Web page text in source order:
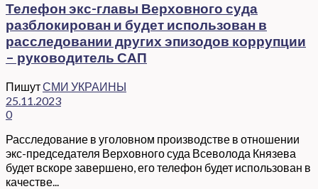
Телефон экс-главы Верховного суда
разблокирован и будет использован в
расследовании других эпизодов коррупции
– руководитель САП
ПишутСМИ УКРАИНЫ
25.11.2023
0
Расследование в уголовном производстве в отношении
экс-председателя Верховного суда Всеволода Князева
будет вскоре завершено, его телефон будет использован в
качестве...